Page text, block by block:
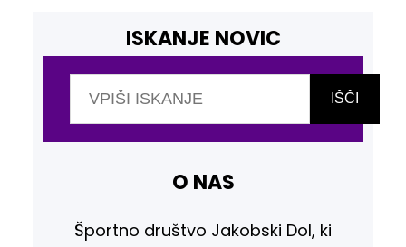
ISKANJE NOVIC
IŠČI
O NAS
Športno društvo Jakobski Dol, ki